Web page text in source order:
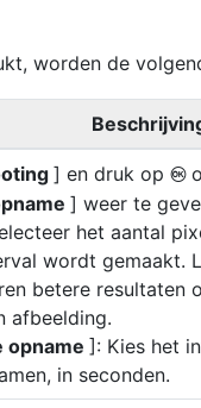
worden de
] en druk op J
] weer te
het aantal
wordt gemaakt.
betere resultaten
afbeelding.
opname ]: Kies het
in seconden.